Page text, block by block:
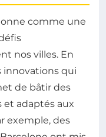
comme une
nos villes. En
innovations qui
de bâtir des
et adaptés aux
exemple, des